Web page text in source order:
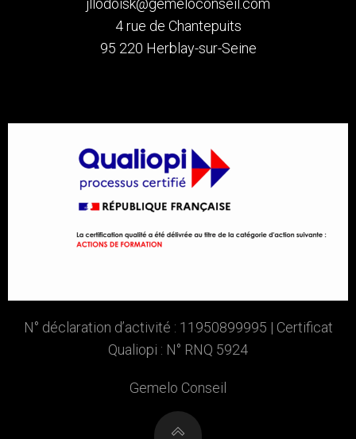
jllodoisk@gemeloconseil.com
4 rue de Chantepuits
95 220 Herblay-sur-Seine
N° déclaration d’activité : 11950899995 | Certificat
Qualiopi : N° RNQ 5924
Gemelo Conseil